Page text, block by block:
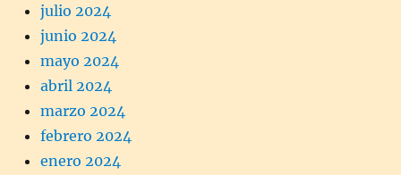
julio 2024
junio 2024
mayo 2024
abril 2024
marzo 2024
febrero 2024
enero 2024